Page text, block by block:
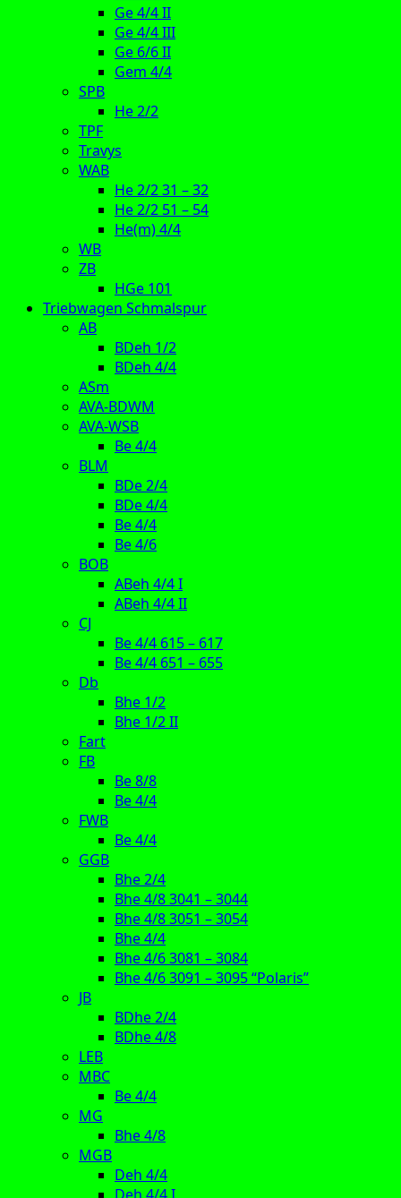
Ge 4/4 II
Ge 4/4 III
Ge 6/6 II
Gem 4/4
SPB
He 2/2
TPF
Travys
WAB
He 2/2 31 – 32
He 2/2 51 – 54
He(m) 4/4
WB
ZB
HGe 101
Triebwagen Schmalspur
AB
BDeh 1/2
BDeh 4/4
ASm
AVA-BDWM
AVA-WSB
Be 4/4
BLM
BDe 2/4
BDe 4/4
Be 4/4
Be 4/6
BOB
ABeh 4/4 I
ABeh 4/4 II
CJ
Be 4/4 615 – 617
Be 4/4 651 – 655
Db
Bhe 1/2
Bhe 1/2 II
Fart
FB
Be 8/8
Be 4/4
FWB
Be 4/4
GGB
Bhe 2/4
Bhe 4/8 3041 – 3044
Bhe 4/8 3051 – 3054
Bhe 4/4
Bhe 4/6 3081 – 3084
Bhe 4/6 3091 – 3095 “Polaris”
JB
BDhe 2/4
BDhe 4/8
LEB
MBC
Be 4/4
MG
Bhe 4/8
MGB
Deh 4/4